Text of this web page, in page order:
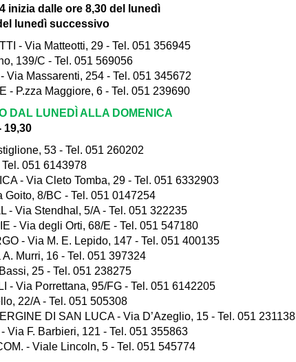
inizia dalle ore 8,30 del lunedì
lunedì successivo
- Via Matteotti, 29 - Tel. 051 356945
139/C - Tel. 051 569056
Via Massarenti, 254 - Tel. 051 345672
- P.zza Maggiore, 6 - Tel. 051 239690
DAL LUNEDÌ ALLA DOMENICA
19,30
53 - Tel. 051 260202
051 6143978
- Via Cleto Tomba, 29 - Tel. 051 6332903
Goito, 8/BC - Tel. 051 0147254
- Via Stendhal, 5/A - Tel. 051 322235
- Via degli Orti, 68/E - Tel. 051 547180
- Via M. E. Lepido, 147 - Tel. 051 400135
Murri, 16 - Tel. 051 397324
25 - Tel. 051 238275
- Via Porrettana, 95/FG - Tel. 051 6142205
22/A - Tel. 051 505308
DI SAN LUCA - Via D’Azeglio, 15 - Tel. 051 231138
Via F. Barbieri, 121 - Tel. 051 355863
- Viale Lincoln, 5 - Tel. 051 545774